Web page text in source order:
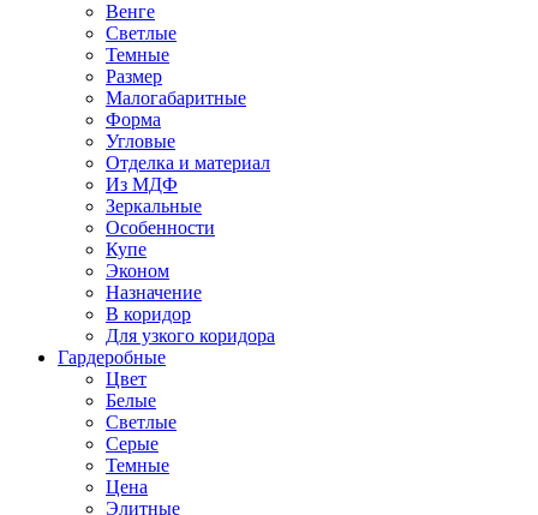
Венге
Светлые
Темные
Размер
Малогабаритные
Форма
Угловые
Отделка и материал
Из МДФ
Зеркальные
Особенности
Купе
Эконом
Назначение
В коридор
Для узкого коридора
Гардеробные
Цвет
Белые
Светлые
Серые
Темные
Цена
Элитные